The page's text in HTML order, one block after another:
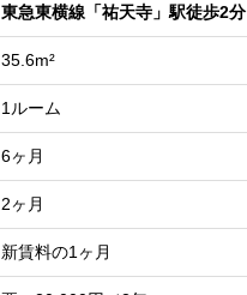
東急東横線「祐天寺」駅徒歩2分
35.6m²
1ルーム
6ヶ月
2ヶ月
新賃料の1ヶ月